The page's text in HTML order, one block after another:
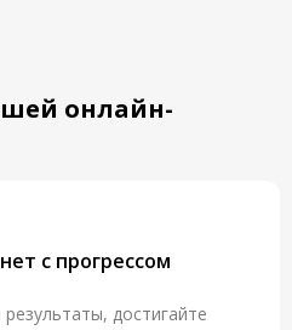
онлайн-
с прогрессом
достигайте